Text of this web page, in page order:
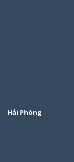
Hải Phòng